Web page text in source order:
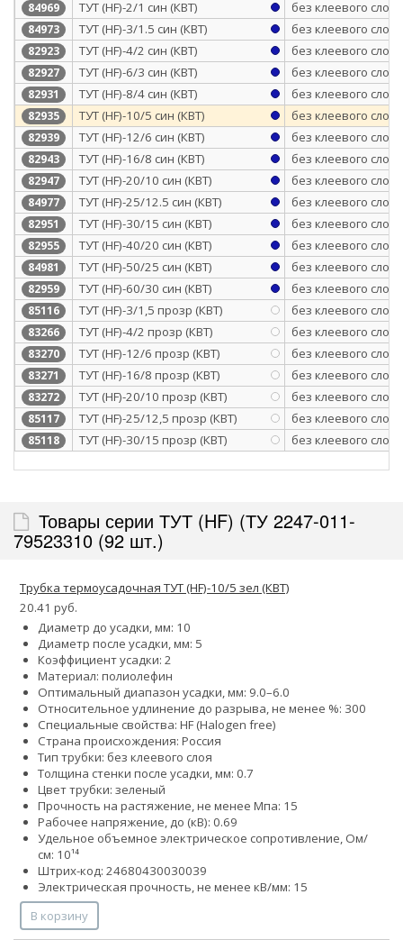
84969 ТУТ (HF)-2/1 син (КВТ) без клеевого слоя
84973 ТУТ (HF)-3/1.5 син (КВТ) без клеевого слоя
82923 ТУТ (HF)-4/2 син (КВТ) без клеевого слоя
82927 ТУТ (HF)-6/3 син (КВТ) без клеевого слоя
82931 ТУТ (HF)-8/4 син (КВТ) без клеевого слоя
82935 ТУТ (HF)-10/5 син (КВТ) без клеевого слоя
82939 ТУТ (HF)-12/6 син (КВТ) без клеевого слоя
82943 ТУТ (HF)-16/8 син (КВТ) без клеевого слоя
82947 ТУТ (HF)-20/10 син (КВТ) без клеевого слоя
84977 ТУТ (HF)-25/12.5 син (КВТ) без клеевого слоя
82951 ТУТ (HF)-30/15 син (КВТ) без клеевого слоя
82955 ТУТ (HF)-40/20 син (КВТ) без клеевого слоя
84981 ТУТ (HF)-50/25 син (КВТ) без клеевого слоя
82959 ТУТ (HF)-60/30 син (КВТ) без клеевого слоя
85116 ТУТ (HF)-3/1,5 прозр (КВТ) без клеевого слоя
83266 ТУТ (HF)-4/2 прозр (КВТ) без клеевого слоя
83270 ТУТ (HF)-12/6 прозр (КВТ) без клеевого слоя
83271 ТУТ (HF)-16/8 прозр (КВТ) без клеевого слоя
83272 ТУТ (HF)-20/10 прозр (КВТ) без клеевого слоя
85117 ТУТ (HF)-25/12,5 прозр (КВТ) без клеевого слоя
85118 ТУТ (HF)-30/15 прозр (КВТ) без клеевого слоя
Товары серии ТУТ (HF) (ТУ 2247-011-
79523310 (92 шт.)
Трубка термоусадочная ТУТ (HF)-10/5 зел (КВТ)
20.41 руб.
Диаметр до усадки, мм: 10
Диаметр после усадки, мм: 5
Коэффициент усадки: 2
Материал: полиолефин
Оптимальный диапазон усадки, мм: 9.0–6.0
Относительное удлинение до разрыва, не менее %: 300
Специальные свойства: HF (Halogen free)
Страна происхождения: Россия
Тип трубки: без клеевого слоя
Толщина стенки после усадки, мм: 0.7
Цвет трубки: зеленый
Прочность на растяжение, не менее Мпа: 15
Рабочее напряжение, до (кВ): 0.69
Удельное объемное электрическое сопротивление, Ом/
см: 10¹⁴
Штрих-код: 24680430030039
Электрическая прочность, не менее кВ/мм: 15
В корзину